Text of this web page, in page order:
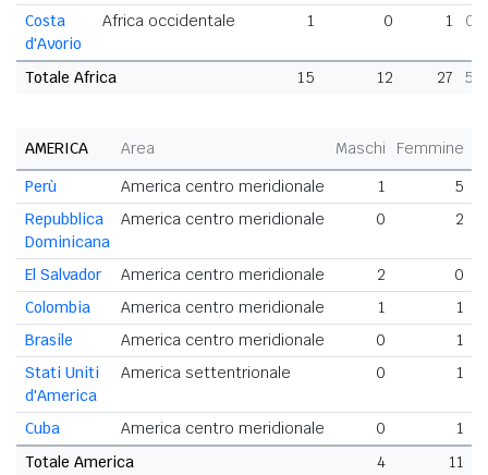
Costa
d'Avorio
Africa occidentale 1 0 1
Totale Africa 15 12 27
AMERICA Area Maschi Femmine
Perù
America centro meridionale 1
5
Repubblica
Dominicana
America centro meridionale 0 2
El Salvador America centro meridionale 2
0
Colombia
America centro meridionale 1
1
Brasile
America centro meridionale 0
1
Stati Uniti
d'America
America settentrionale 0 1
Cuba America centro meridionale 0
1
Totale America
4 11